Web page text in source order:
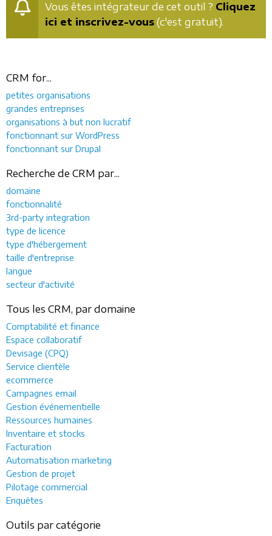
Vous êtes intégrateur de cet outil ? Cliquez
ici et inscrivez-vous (c'est gratuit).
CRM for...
petites organisations
grandes entreprises
organisations à but non lucratif
fonctionnant sur WordPress
fonctionnant sur Drupal
Recherche de CRM par...
domaine
fonctionnalité
3rd-party integration
type de licence
type d'hébergement
taille d'entreprise
langue
secteur d'activité
Tous les CRM, par domaine
Comptabilité et finance
Espace collaboratif
Devisage (CPQ)
Service clientèle
ecommerce
Campagnes email
Gestion événementielle
Ressources humaines
Inventaire et stocks
Facturation
Automatisation marketing
Gestion de projet
Pilotage commercial
Enquêtes
Outils par catégorie